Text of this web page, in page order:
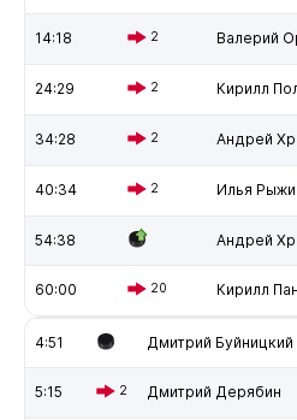
14:18 2 Валерий
24:29 2 Кирилл
34:28 2 Андрей
40:34 2 Илья
54:38 Андрей
60:00 20 Кирилл
4:51 Дмитрий
5:15 2 Дмитрий Дерябин